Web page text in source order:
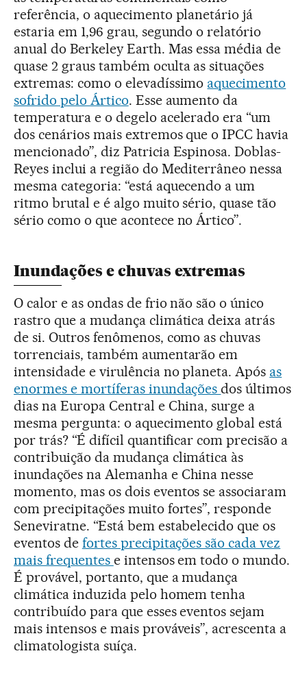
referência, o aquecimento planetário já
estaria em 1,96 grau, segundo o relatório
anual do Berkeley Earth. Mas essa média de
quase 2 graus também oculta as situações
extremas: como o elevadíssimo aquecimento
sofrido pelo Ártico. Esse aumento da
temperatura e o degelo acelerado era “um
dos cenários mais extremos que o IPCC havia
mencionado”, diz Patricia Espinosa. Doblas-
Reyes inclui a região do Mediterrâneo nessa
mesma categoria: “está aquecendo a um
ritmo brutal e é algo muito sério, quase tão
sério como o que acontece no Ártico”.
Inundações e chuvas extremas
O calor e as ondas de frio não são o único
rastro que a mudança climática deixa atrás
de si. Outros fenômenos, como as chuvas
torrenciais, também aumentarão em
intensidade e virulência no planeta. Após as
enormes e mortíferas inundaçõesdos últimos
dias na Europa Central e China, surge a
mesma pergunta: o aquecimento global está
por trás? “É difícil quantificar com precisão a
contribuição da mudança climática às
inundações na Alemanha e China nesse
momento, mas os dois eventos se associaram
com precipitações muito fortes”, responde
Seneviratne. “Está bem estabelecido que os
eventos de fortes precipitações são cada vez
mais frequentes e intensos em todo o mundo.
É provável, portanto, que a mudança
climática induzida pelo homem tenha
contribuído para que esses eventos sejam
mais intensos e mais prováveis”, acrescenta a
climatologista suíça.